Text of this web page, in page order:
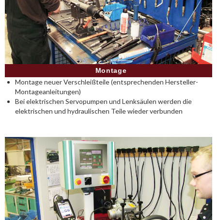
Montage
Montage neuer Verschleißteile (entsprechenden Hersteller-
Montageanleitungen)
Bei elektrischen Servopumpen und Lenksäulen werden die
elektrischen und hydraulischen Teile wieder verbunden